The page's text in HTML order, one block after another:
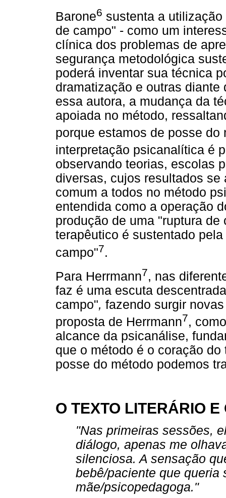
Barone6 sustenta a
de campo" - como um
clínica dos problemas de
segurança metodológica
poderá inventar sua técnica
dramatização e outras
essa autora, a mudança da
apoiada no método,
porque estamos de posse do
interpretação psicanalítica é
observando teorias, escolas
diversas, cujos resultados
comum a todos no método
entendida como a operação
produção de uma "ruptura de
terapêutico é sustentado
campo"7.
Para Herrmann7, nas
faz é uma escuta
campo", fazendo surgir
proposta de Herrmann7,
alcance da psicanálise,
que o método é o coração
posse do método podemos
O TEXTO LITERÁRIO
"Nas primeiras sessões,
diálogo, apenas me
silenciosa. A sensação
bebê/paciente que queria
mãe/psicopedagoga."